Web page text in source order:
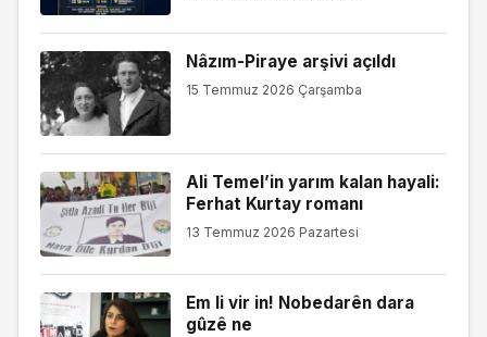
Nâzım-Piraye arşivi açıldı
15 Temmuz 2026 Çarşamba
Ali Temel’in yarım kalan hayali:
Ferhat Kurtay romanı
13 Temmuz 2026 Pazartesi
Em li vir in! Nobedarên dara
gûzê ne